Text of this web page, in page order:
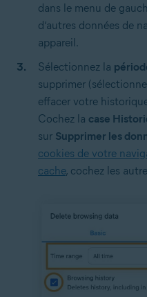
dans le menu de
d’autres données de
appareil.
Sélectionnez la
supprimer
effacer votre
Cochez la case
sur Supprimer les
cookies de votre
cache, cochez les